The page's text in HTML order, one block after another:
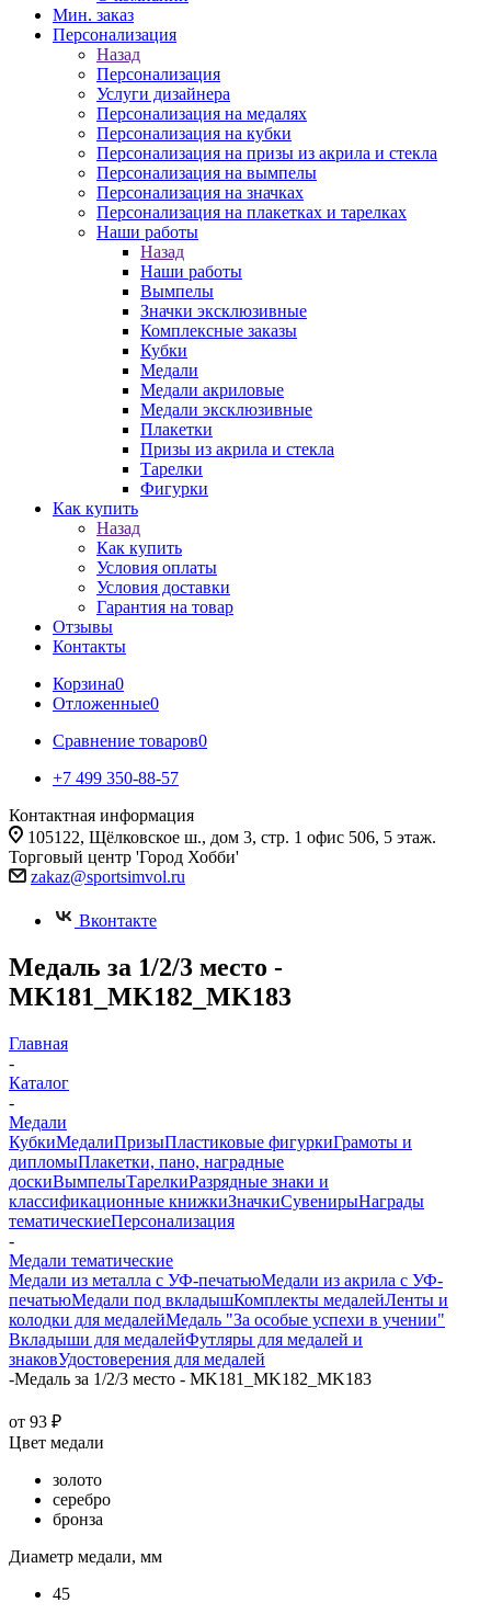
Мин. заказ
Персонализация
Назад
Персонализация
Услуги дизайнера
Персонализация на медалях
Персонализация на кубки
Персонализация на призы из акрила и стекла
Персонализация на вымпелы
Персонализация на значках
Персонализация на плакетках и тарелках
Наши работы
Назад
Наши работы
Вымпелы
Значки эксклюзивные
Комплексные заказы
Кубки
Медали
Медали акриловые
Медали эксклюзивные
Плакетки
Призы из акрила и стекла
Тарелки
Фигурки
Как купить
Назад
Как купить
Условия оплаты
Условия доставки
Гарантия на товар
Отзывы
Контакты
Корзина0
Отложенные0
Сравнение товаров0
+7 499 350-88-57
Контактная информация
105122, Щёлковское ш., дом 3, стр. 1 офис 506, 5 этаж.
Торговый центр 'Город Хобби'
zakaz@sportsimvol.ru
Вконтакте
Медаль за 1/2/3 место -
MK181_MK182_MK183
Главная
-
Каталог
-
Медали
КубкиМедалиПризыПластиковые фигуркиГрамоты и
дипломыПлакетки, пано, наградные
доскиВымпелыТарелкиРазрядные знаки и
классификационные книжкиЗначкиСувенирыНаграды
тематическиеПерсонализация
-
Медали тематические
Медали из металла с УФ-печатьюМедали из акрила с УФ-
печатьюМедали под вкладышКомплекты медалейЛенты и
колодки для медалейМедаль "За особые успехи в учении"
Вкладыши для медалейФутляры для медалей и
знаковУдостоверения для медалей
-Медаль за 1/2/3 место - MK181_MK182_MK183
от 93 ₽
Цвет медали
золото
серебро
бронза
Диаметр медали, мм
45